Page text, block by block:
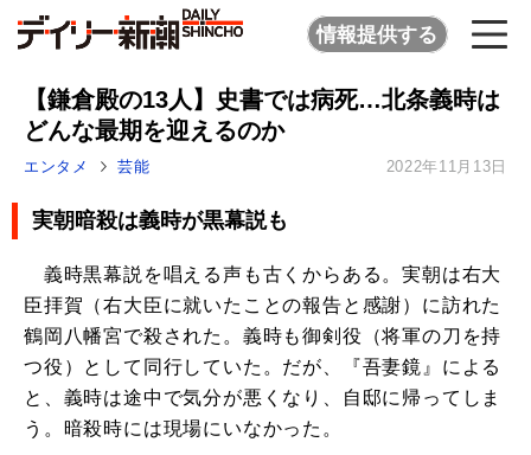
情報提供する
【鎌倉殿の13人】史書では病死…北条義時は
どんな最期を迎えるのか
エンタメ 芸能 2022年11月13日
実朝暗殺は義時が黒幕説も
義時黒幕説を唱える声も古くからある。実朝は右大
臣拝賀（右大臣に就いたことの報告と感謝）に訪れた
鶴岡八幡宮で殺された。義時も御剣役（将軍の刀を持
つ役）として同行していた。だが、『吾妻鏡』による
と、義時は途中で気分が悪くなり、自邸に帰ってしま
う。暗殺時には現場にいなかった。